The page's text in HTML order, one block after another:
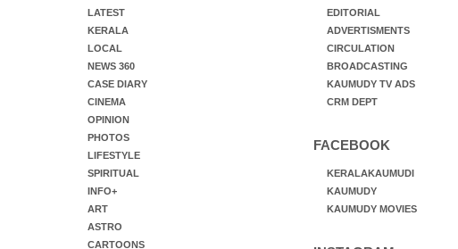
LATEST
KERALA
LOCAL
NEWS 360
CASE DIARY
CINEMA
OPINION
PHOTOS
LIFESTYLE
SPIRITUAL
INFO+
ART
ASTRO
CARTOONS
EDITORIAL
ADVERTISMENTS
CIRCULATION
BROADCASTING
KAUMUDY TV ADS
CRM DEPT
FACEBOOK
KERALAKAUMUDI
KAUMUDY
KAUMUDY MOVIES